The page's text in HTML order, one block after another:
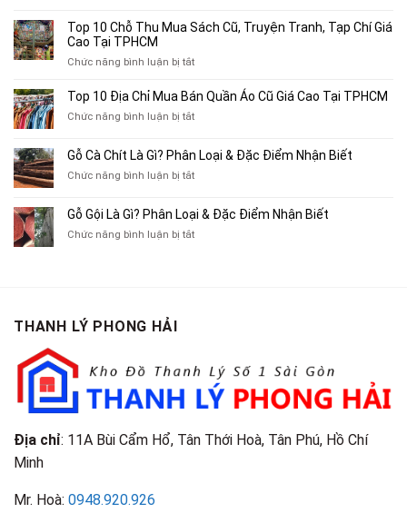
4
Chuyên
Bán
Xe
Cũ,
Xe
Cũ
TP.HCM
Top 10 Chỗ Thu Mua Sách Cũ, Truyện Tranh, Tạp Chí Giá
Cao Tại TPHCM
Chức năng bình luận bị tắtở
10
Thu
Sách
Tạp
Chí
Top 10 Địa Chỉ Mua Bán Quần Áo Cũ Giá Cao Tại TPHCM
Chức năng bình luận bị tắtở
Địa
Chỉ
Bán
Áo
Gỗ Cà Chít Là Gì? Phân Loại & Đặc Điểm Nhận Biết
Chức năng bình luận bị tắtở
Chít
Là
Gỗ Gội Là Gì? Phân Loại & Đặc Điểm Nhận Biết
Chức năng bình luận bị tắtở
Điểm
Nhận
Biết
THANH LÝ PHONG HẢI
Địa chỉ: 11A Bùi Cẩm Hổ, Tân Thới Hoà, Tân Phú, Hồ Chí
Minh
Mr. Hoà: 0948.920.926